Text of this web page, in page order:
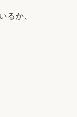
るか、